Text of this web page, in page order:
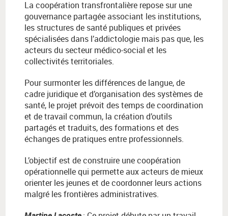
La coopération transfrontalière repose sur une
gouvernance partagée associant les institutions,
les structures de santé publiques et privées
spécialisées dans l’addictologie mais pas que, les
acteurs du secteur médico-social et les
collectivités territoriales.
Pour surmonter les différences de langue, de
cadre juridique et d’organisation des systèmes de
santé, le projet prévoit des temps de coordination
et de travail commun, la création d’outils
partagés et traduits, des formations et des
échanges de pratiques entre professionnels.
L’objectif est de construire une coopération
opérationnelle qui permette aux acteurs de mieux
orienter les jeunes et de coordonner leurs actions
malgré les frontières administratives.